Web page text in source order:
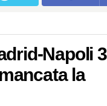
Napoli
la